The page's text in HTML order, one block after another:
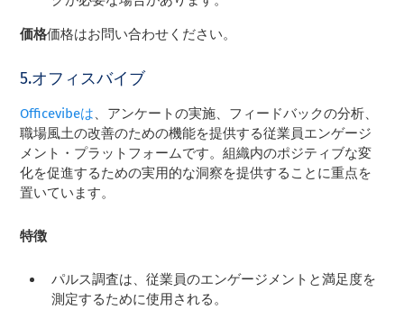
価格価格はお問い合わせください。
5.オフィスバイブ
Officevibeは、アンケートの実施、フィードバックの分析、
職場風土の改善のための機能を提供する従業員エンゲージ
メント・プラットフォームです。組織内のポジティブな変
化を促進するための実用的な洞察を提供することに重点を
置いています。
特徴
パルス調査は、従業員のエンゲージメントと満足度を
測定するために使用される。